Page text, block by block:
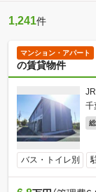
1,241件
マンション・アパート
の賃貸物件
千
バス・トイレ別